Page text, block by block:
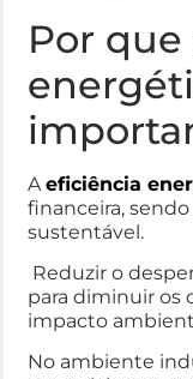
Por
A eficiência
financeira,
sustentável.
Reduzir o
para diminuir os
impacto
No ambiente